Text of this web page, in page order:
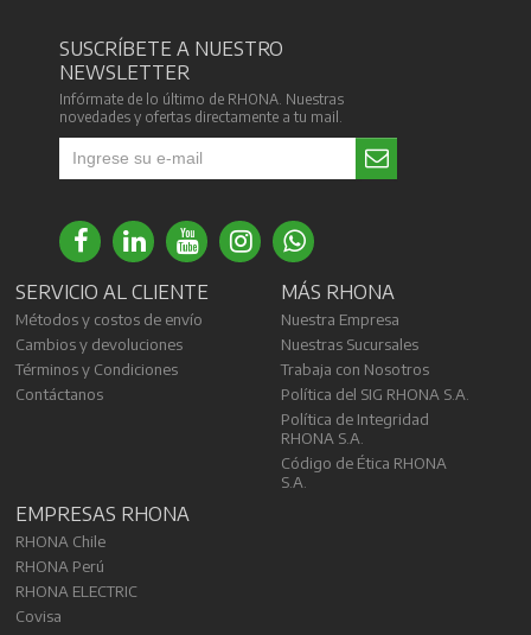
SUSCRÍBETE A NUESTRO
NEWSLETTER
Infórmate de lo último de RHONA. Nuestras
novedades y ofertas directamente a tu mail.
SERVICIO AL CLIENTE
Métodos y costos de envío
Cambios y devoluciones
Términos y Condiciones
Contáctanos
MÁS RHONA
Nuestra Empresa
Nuestras Sucursales
Trabaja con Nosotros
Política del SIG RHONA S.A.
Política de Integridad
RHONA S.A.
Código de Ética RHONA
S.A.
EMPRESAS RHONA
RHONA Chile
RHONA Perú
RHONA ELECTRIC
Covisa